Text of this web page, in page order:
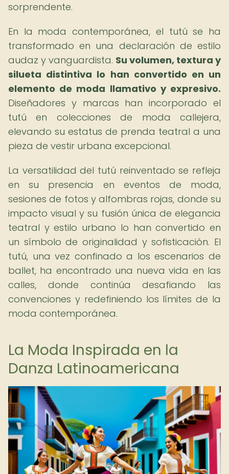
sorprendente.
En la moda contemporánea, el tutú se ha
transformado en una declaración de estilo
audaz y vanguardista. Su volumen, textura y
silueta distintiva lo han convertido en un
elemento de moda llamativo y expresivo.
Diseñadores y marcas han incorporado el
tutú en colecciones de moda callejera,
elevando su estatus de prenda teatral a una
pieza de vestir urbana excepcional.
La versatilidad del tutú reinventado se refleja
en su presencia en eventos de moda,
sesiones de fotos y alfombras rojas, donde su
impacto visual y su fusión única de elegancia
teatral y estilo urbano lo han convertido en
un símbolo de originalidad y sofisticación. El
tutú, una vez confinado a los escenarios de
ballet, ha encontrado una nueva vida en las
calles, donde continúa desafiando las
convenciones y redefiniendo los límites de la
moda contemporánea.
La Moda Inspirada en la
Danza Latinoamericana